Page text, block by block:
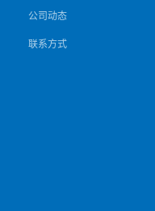
公司动态
联系方式